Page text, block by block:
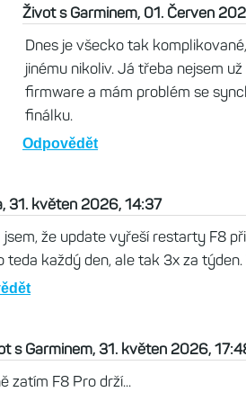
Život s Garminem, 01. Červen
Dnes je všecko tak
jinému nikoliv. Já třeba nejsem
firmware a mám problém se
finálku.
Odpovědět
31. květen 2026, 14:37
jsem, že update vyřeší restarty F8
teda každý den, ale tak 3x za týden.
s Garminem, 31. květen 2026,
zatím F8 Pro drží...